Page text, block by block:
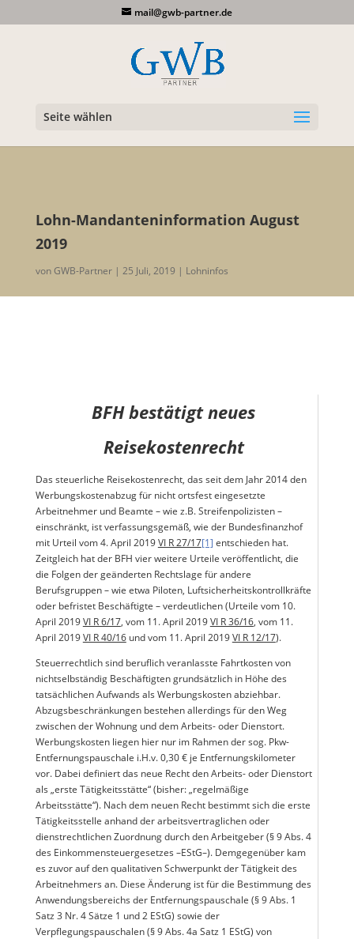
mail@gwb-partner.de
Seite wählen
Lohn-Mandanteninformation August
2019
vonGWB-Partner 25 Juli, 2019 Lohninfos
BFH bestätigt neues
Reisekostenrecht
Das steuerliche Reisekostenrecht, das seit dem Jahr 2014 den
Werbungskostenabzug für nicht ortsfest eingesetzte
Arbeitnehmer und Beamte – wie z.B. Streifenpolizisten –
einschränkt, ist verfassungsgemäß, wie der Bundesfinanzhof
mit Urteil vom 4. April 2019VI R 27/17[1] entschieden hat.
Zeitgleich hat der BFH vier weitere Urteile veröffentlicht, die
die Folgen der geänderten Rechtslage für andere
Berufsgruppen – wie etwa Piloten, Luftsicherheitskontrollkräfte
oder befristet Beschäftigte – verdeutlichen (Urteile vom 10.
April 2019VI R 6/17, vom 11. April 2019VI R 36/16, vom 11.
April 2019VI R 40/16und vom 11. April 2019VI R 12/17).
Steuerrechtlich sind beruflich veranlasste Fahrtkosten von
nichtselbständig Beschäftigten grundsätzlich in Höhe des
tatsächlichen Aufwands als Werbungskosten abziehbar.
Abzugsbeschränkungen bestehen allerdings für den Weg
zwischen der Wohnung und dem Arbeits- oder Dienstort.
Werbungskosten liegen hier nur im Rahmen der sog. Pkw-
Entfernungspauschale i.H.v. 0,30 € je Entfernungskilometer
vor. Dabei definiert das neue Recht den Arbeits- oder Dienstort
als „erste Tätigkeitsstätte“ (bisher: „regelmäßige
Arbeitsstätte“). Nach dem neuen Recht bestimmt sich die erste
Tätigkeitsstelle anhand der arbeitsvertraglichen oder
dienstrechtlichen Zuordnung durch den Arbeitgeber (§ 9 Abs. 4
des Einkommensteuergesetzes –EStG–). Demgegenüber kam
es zuvor auf den qualitativen Schwerpunkt der Tätigkeit des
Arbeitnehmers an. Diese Änderung ist für die Bestimmung des
Anwendungsbereichs der Entfernungspauschale (§ 9 Abs. 1
Satz 3 Nr. 4 Sätze 1 und 2 EStG) sowie der
Verpflegungspauschalen (§ 9 Abs. 4a Satz 1 EStG) von